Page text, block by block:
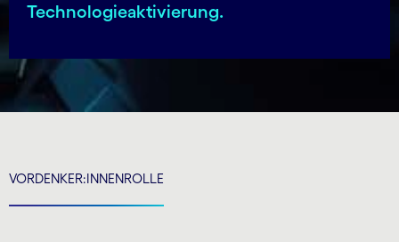
Technologie­akti­vierung.
VORDENKER:INNENROLLE